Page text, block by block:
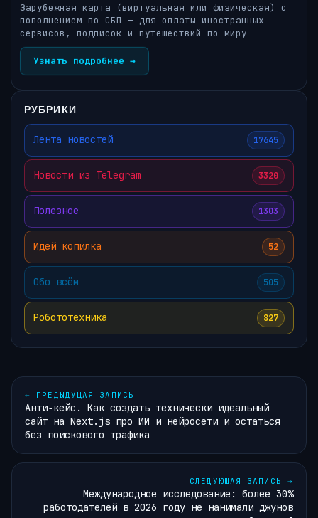
Зарубежная карта (виртуальная или физическая) с
пополнением по СБП — для оплаты иностранных
сервисов, подписок и путешествий по миру
Узнать подробнее →
РУБРИКИ
Лента новостей 17645
Новости из Telegram 3320
Полезное 1303
Идей копилка 52
Обо всём 505
Робототехника 827
← ПРЕДЫДУЩАЯ ЗАПИСЬ
Анти‑кейс. Как создать технически идеальный
сайт на Next.js про ИИ и нейросети и остаться
без поискового трафика
СЛЕДУЮЩАЯ ЗАПИСЬ →
Международное исследование: более 30%
работодателей в 2026 году не нанимали джунов